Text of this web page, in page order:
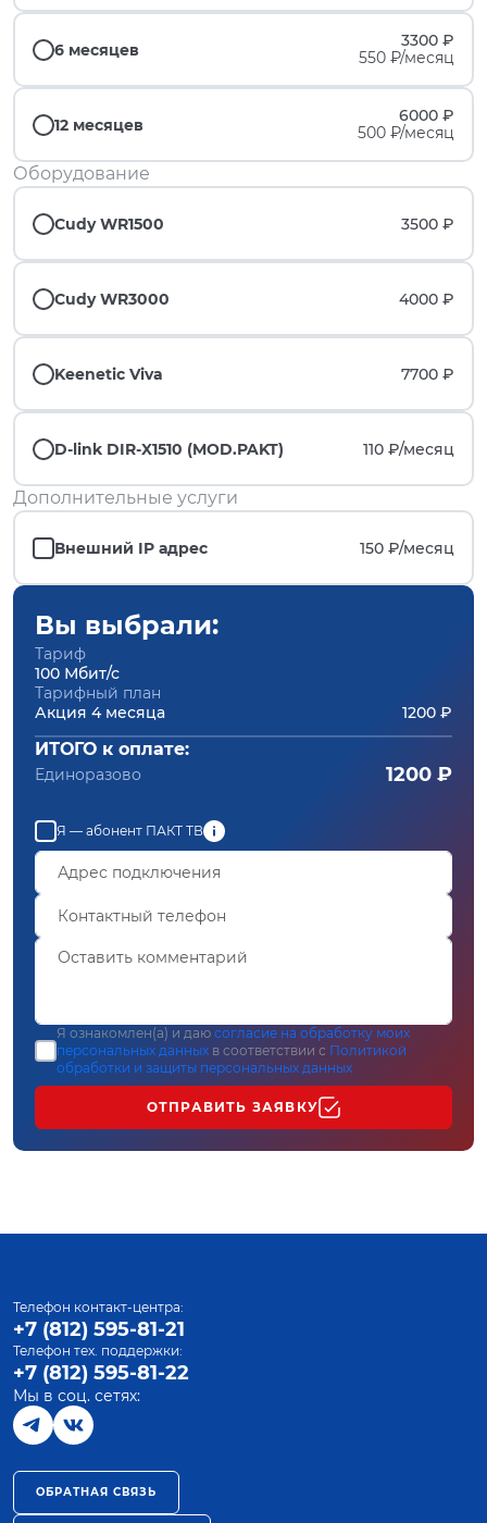
6 месяцев
3300 ₽
550 ₽/месяц
12 месяцев
6000 ₽
500 ₽/месяц
Оборудование
Cudy WR1500 3500 ₽
Cudy WR3000 4000 ₽
Keenetic Viva 7700 ₽
D-link DIR-X1510 (MOD.PAKT) 110 ₽/месяц
Дополнительные услуги
Внешний IP адрес 150 ₽/месяц
Вы выбрали:
Тариф
100 Мбит/с
Тарифный план
Акция 4 месяца
1200 ₽
ИТОГО к оплате:
Единоразово 1200 ₽
Я — абонент ПАКТ ТВ
Я ознакомлен(а) и даю согласие на обработку моих
персональных данных в соответствии с Политикой
обработки и защиты персональных данных
ОТПРАВИТЬ ЗАЯВКУ
Телефон контакт-центра:
+7 (812) 595-81-21
Телефон тех. поддержки:
+7 (812) 595-81-22
Мы в соц. сетях:
ОБРАТНАЯ СВЯЗЬ